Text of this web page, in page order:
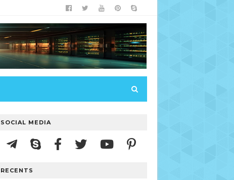
SOCIAL MEDIA
RECENTS